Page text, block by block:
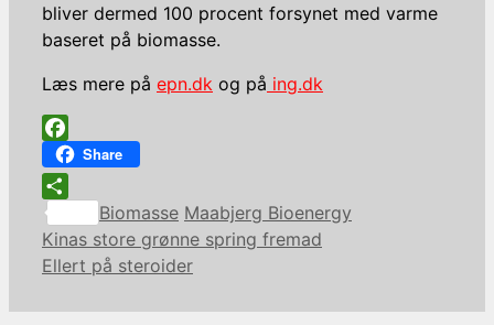
bliver dermed 100 procent forsynet med varme
baseret på biomasse.
Læs mere på epn.dk og på ing.dk
Facebook
Share
Share
Kategorier
Biomasse Tags
Maabjerg Bioenergy
Kinas store grønne spring fremad
Ellert på steroider